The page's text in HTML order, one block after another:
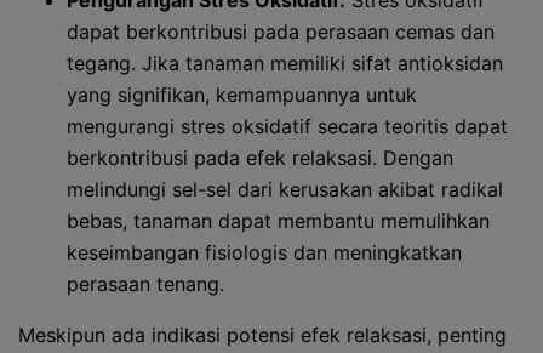
dapat berkontribusi pada perasaan cemas dan
tegang. Jika tanaman memiliki sifat antioksidan
yang signifikan, kemampuannya untuk
mengurangi stres oksidatif secara teoritis dapat
berkontribusi pada efek relaksasi. Dengan
melindungi sel-sel dari kerusakan akibat radikal
bebas, tanaman dapat membantu memulihkan
keseimbangan fisiologis dan meningkatkan
perasaan tenang.
Meskipun ada indikasi potensi efek relaksasi, penting